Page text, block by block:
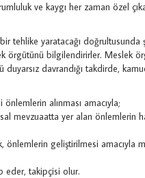
ve kaygı her zaman özel
tehlike yaratacağı doğrultusunda
örgütünü bilgilendirirler. Meslek
davrandığı takdirde,
alınması amacıyla;
mevzuaatta yer alan önlemlerin
önlemlerin geliştirilmesi amacıyla
eder, takipçisi olur.